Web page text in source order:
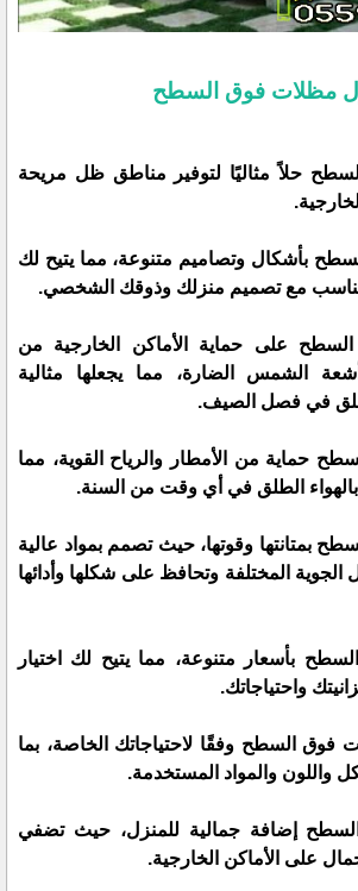
مظلات فوق السطح
حلاً مثاليًا لتوفير مناطق ظل مريحة
بأشكال وتصاميم متنوعة، مما يتيح لك
يتناسب مع تصميم منزلك وذوقك الشخصي.
على حماية الأماكن الخارجية من
الشمس الضارة، مما يجعلها مثالية
في فصل الصيف.
حماية من الأمطار والرياح القوية، مما
الطلق في أي وقت من السنة.
بمتانتها وقوتها، حيث تصمم بمواد عالية
الجوية المختلفة وتحافظ على شكلها وأدائها
بأسعار متنوعة، مما يتيح لك اختيار
واحتياجاتك.
السطح وفقًا لاحتياجاتك الخاصة، بما
واللون والمواد المستخدمة.
إضافة جمالية للمنزل، حيث تضفي
على الأماكن الخارجية.